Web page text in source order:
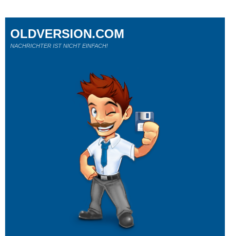
OLDVERSION.COM
NACHRICHTER IST NICHT EINFACH!